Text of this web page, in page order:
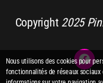
Copyright 2025
Nous utilisons des cookies pour
fonctionnalités de réseaux